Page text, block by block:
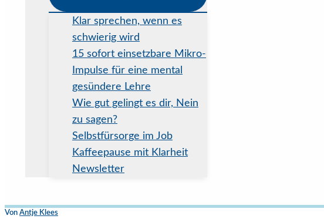
Klar sprechen, wenn es
schwierig wird
15 sofort einsetzbare Mikro-
Impulse für eine mental
gesündere Lehre
Wie gut gelingt es dir, Nein
zu sagen?
Selbstfürsorge im Job
Kaffeepause mit Klarheit
Newsletter
Von Antje Klees